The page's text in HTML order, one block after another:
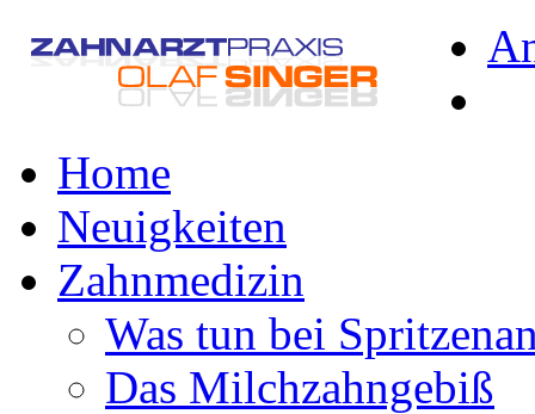
Home
Neuigkeiten
Zahnmedizin
Was tun bei
Das Milchzahngebiß